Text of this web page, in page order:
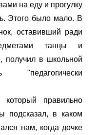
на еду и прогулку
Этого было мало. В
оставивший ради
танцы и
получил в школьной
"педагогически
который правильно
подсказал, в каком
нам, когда дочке